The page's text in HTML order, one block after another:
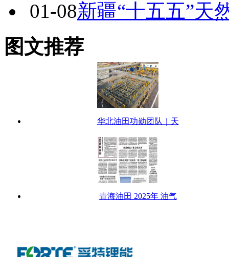
01-27投运！这条高速
01-132025年国际能源
整 能源转型步伐更加
川气东送二线
干管网建设获关键进展
新疆“十五五”
图文推荐